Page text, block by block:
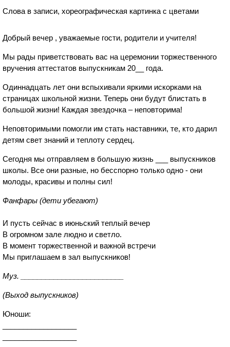
Слова в записи, хореографическая картинка с цветами
Добрый вечер , уважаемые гости, родители и учителя!
Мы рады приветствовать вас на церемонии торжественного
вручения аттестатов выпускникам 20__ года.
Одиннадцать лет они вспыхивали яркими искорками на
страницах школьной жизни. Теперь они будут блистать в
большой жизни! Каждая звездочка – неповторима!
Неповторимыми помогли им стать наставники, те, кто дарил
детям свет знаний и теплоту сердец.
Сегодня мы отправляем в большую жизнь ___ выпускников
школы. Все они разные, но бесспорно только одно - они
молоды, красивы и полны сил!
Фанфары (дети убегают)
И пусть сейчас в июньский теплый вечер
В огромном зале людно и светло.
В момент торжественной и важной встречи
Мы приглашаем в зал выпускников!
Муз. _________________________
(Выход выпускников)
Юноши: